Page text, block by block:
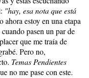
"hay, esa nota que está
ahora estoy en una etapa
pasen un par de
que me traía de
Pero no,
Temas Pendientes
no me pase con este.